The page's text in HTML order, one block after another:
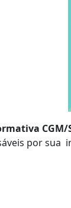
CGM/
por sua